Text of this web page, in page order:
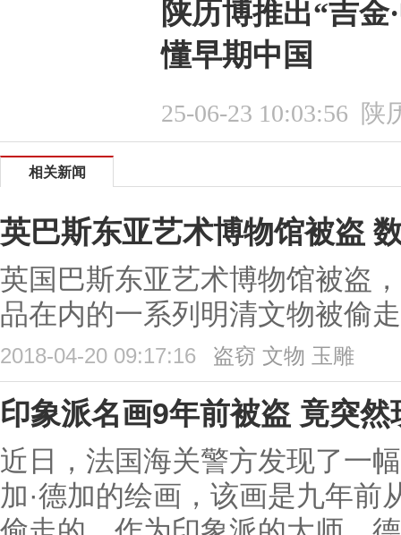
陕历博推出“吉金
懂早期中国
25-06-23 10:03:56 陕
相关新闻
英巴斯东亚艺术博物馆被盗
英国巴斯东亚艺术博物馆被盗
品在内的一系列明清文物被偷
2018-04-20 09:17:16 盗窃 文物 玉雕
印象派名画9年前被盗 竟突
近日，法国海关警方发现了一
加·德加的绘画，该画是九年前